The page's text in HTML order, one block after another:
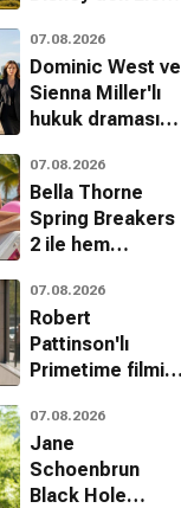
Bir Mucizedir
07.08.2026
Dominic West ve
Sienna Miller'lı
hukuk draması
fragman
07.08.2026
Bella Thorne
Spring Breakers
2 ile hem
oynuyor
07.08.2026
Robert
Pattinson'lı
Primetime filmi
yeni bir akım
başlatıyor
07.08.2026
Jane
Schoenbrun
Black Hole